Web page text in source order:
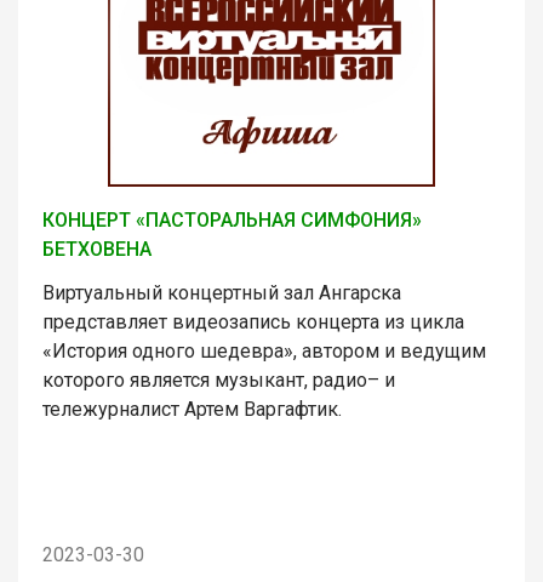
КОНЦЕРТ «ПАСТОРАЛЬНАЯ СИМФОНИЯ»
БЕТХОВЕНА
Виртуальный концертный зал Ангарска
представляет видеозапись концерта из цикла
«История одного шедевра», автором и ведущим
которого является музыкант, радио– и
тележурналист Артем Варгафтик.
2023-03-30